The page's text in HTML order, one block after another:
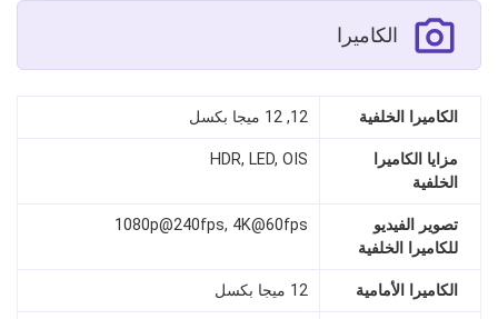
الكاميرا
الكاميرا الخلفية 12, 12 ميجا بكسل
مزايا الكاميرا
الخلفية
HDR, LED, OIS
تصوير الفيديو
للكاميرا الخلفية
1080p@240fps, 4K@60fps
الكاميرا الأمامية 12 ميجا بكسل